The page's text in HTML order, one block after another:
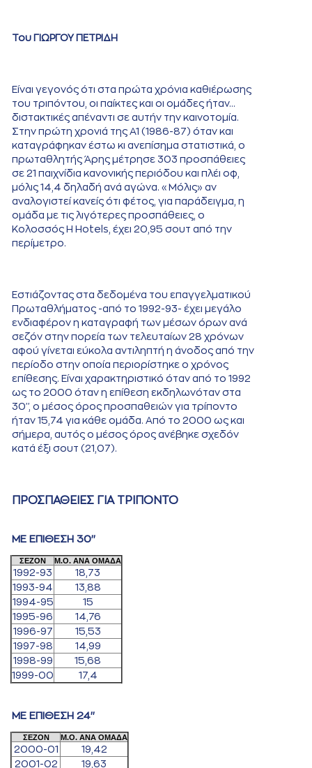
Του ΓΙΩΡΓΟΥ ΠΕΤΡΙΔΗ
Είναι γεγονός ότι στα πρώτα χρόνια καθιέρωσης
του τριπόντου, οι παίκτες και οι ομάδες ήταν...
διστακτικές απέναντι σε αυτήν την καινοτομία.
Στην πρώτη χρονιά της Α1 (1986-87) όταν και
καταγράφηκαν έστω κι ανεπίσημα στατιστικά, ο
πρωταθλητής Άρης μέτρησε 303 προσπάθειες
σε 21 παιχνίδια κανονικής περιόδου και πλέι οφ,
μόλις 14,4 δηλαδή ανά αγώνα. «Μόλις» αν
αναλογιστεί κανείς ότι φέτος, για παράδειγμα, η
ομάδα με τις λιγότερες προσπάθειες, ο
Κολοσσός H Hotels, έχει 20,95 σουτ από την
περίμετρο.
Εστιάζοντας στα δεδομένα του επαγγελματικού
Πρωταθλήματος -από το 1992-93- έχει μεγάλο
ενδιαφέρον η καταγραφή των μέσων όρων ανά
σεζόν στην πορεία των τελευταίων 28 χρόνων
αφού γίνεται εύκολα αντιληπτή η άνοδος από την
περίοδο στην οποία περιορίστηκε ο χρόνος
επίθεσης. Είναι χαρακτηριστικό όταν από το 1992
ως το 2000 όταν η επίθεση εκδηλωνόταν στα
30'', ο μέσος όρος προσπαθειών για τρίποντο
ήταν 15,74 για κάθε ομάδα. Από το 2000 ως και
σήμερα, αυτός ο μέσος όρος ανέβηκε σχεδόν
κατά έξι σουτ (21,07).
ΠΡΟΣΠΑΘΕΙΕΣ ΓΙΑ ΤΡΙΠΟΝΤΟ
ΜΕ ΕΠΙΘΕΣΗ 30''
ΣΕΖΟΝ Μ.Ο. ΑΝΑ ΟΜΑΔΑ
1992-93
18,73
1993-94
13,88
1994-95
15
1995-96
14,76
1996-97
15,53
1997-98
14,99
1998-99
15,68
1999-00
17,4
ΜΕ ΕΠΙΘΕΣΗ 24''
ΣΕΖΟΝ Μ.Ο. ΑΝΑ ΟΜΑΔΑ
2000-01
19,42
2001-02
19,63